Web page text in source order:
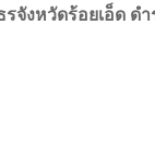
งหวัดร้อยเอ็ด